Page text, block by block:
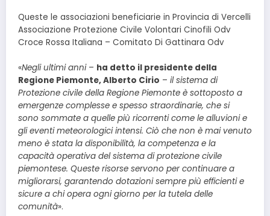
Queste le associazioni beneficiarie in Provincia di Vercelli
Associazione Protezione Civile Volontari Cinofili Odv
Croce Rossa Italiana – Comitato Di Gattinara Odv
«Negli ultimi anni – ha detto il presidente della
Regione Piemonte, Alberto Cirio – il sistema di
Protezione civile della Regione Piemonte è sottoposto a
emergenze complesse e spesso straordinarie, che si
sono sommate a quelle più ricorrenti come le alluvioni e
gli eventi meteorologici intensi. Ciò che non è mai venuto
meno è stata la disponibilità, la competenza e la
capacità operativa del sistema di protezione civile
piemontese. Queste risorse servono per continuare a
migliorarsi, garantendo dotazioni sempre più efficienti e
sicure a chi opera ogni giorno per la tutela delle
comunità».